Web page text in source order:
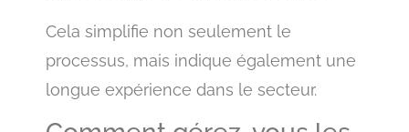
Cela simplifie non seulement le
processus, mais indique également une
longue expérience dans le secteur.